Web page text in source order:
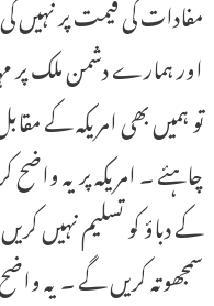
مفادات کی قیمت پر نہیں
اور ہمارے دشمن ملک پر
تو ہمیں بھی امریکہ کے
چاہئے ۔ امریکہ پر یہ
کے دباؤ کو تسلیم نہیں
سمجھوتہ کریں گے ۔ یہ